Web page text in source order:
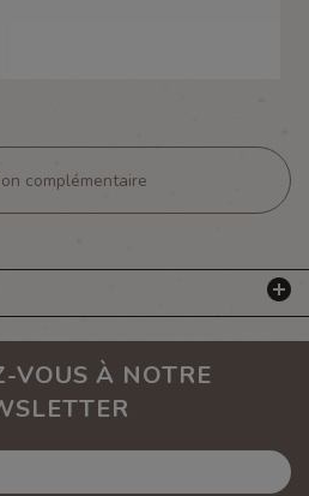
complémentaire
VOUS À NOTRE